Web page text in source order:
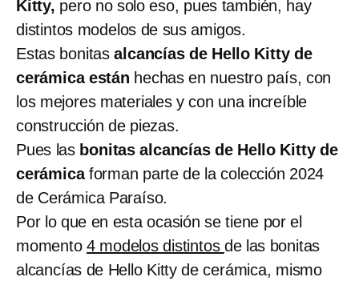
Kitty, pero no solo eso, pues también, hay
distintos modelos de sus amigos.
Estas bonitasalcancías de Hello Kitty de
cerámica están hechas en nuestro país, con
los mejores materiales y con una increíble
construcción de piezas.
Pues las bonitas alcancías de Hello Kitty de
cerámicaforman parte de la colección 2024
de Cerámica Paraíso.
Por lo que en esta ocasión se tiene por el
momento4 modelos distintos de las bonitas
alcancías de Hello Kitty de cerámica, mismo